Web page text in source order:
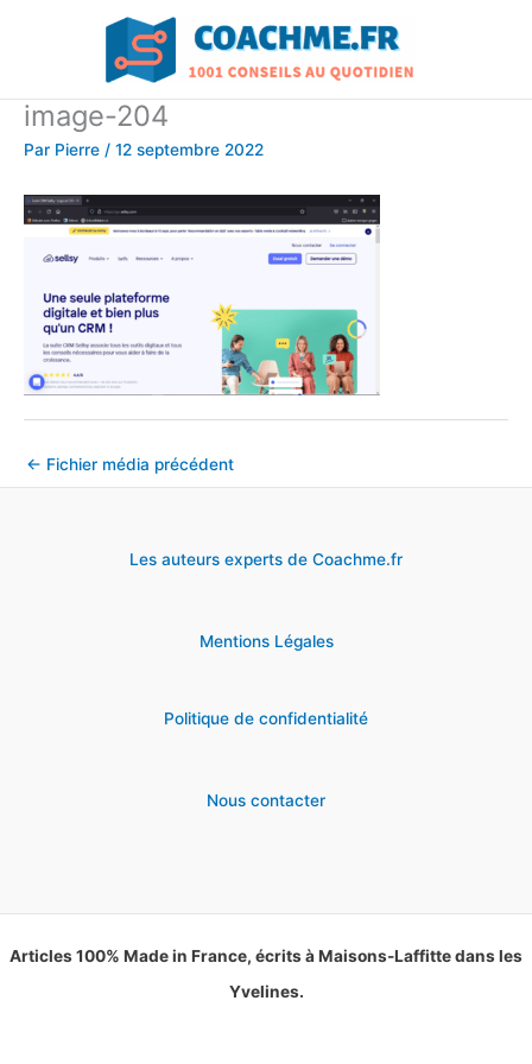
image-204
Par Pierre / 12 septembre 2022
← Fichier média précédent
Les auteurs experts de Coachme.fr
Mentions Légales
Politique de confidentialité
Nous contacter
Articles 100% Made in France, écrits à Maisons-Laffitte dans les
Yvelines.